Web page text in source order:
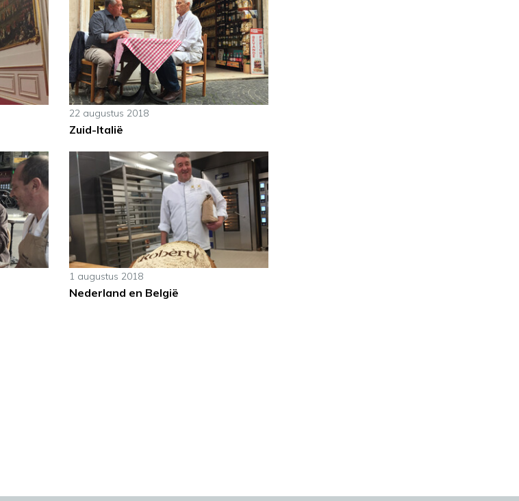
22 augustus 2018
Zuid-Italië
1 augustus 2018
Nederland en België